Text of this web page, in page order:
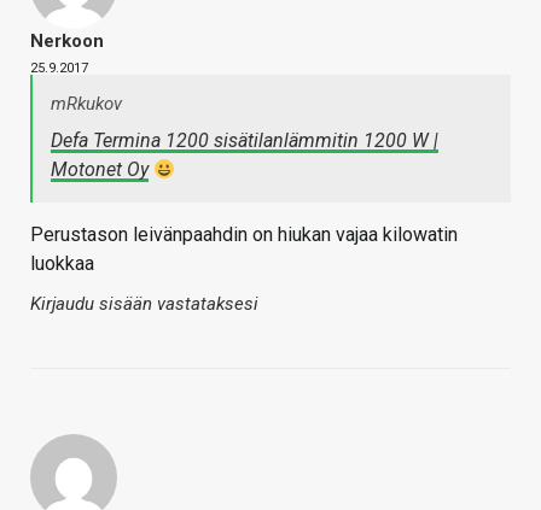
Nerkoon
25.9.2017
mRkukov
Defa Termina 1200 sisätilanlämmitin 1200 W |
Motonet Oy
Perustason leivänpaahdin on hiukan vajaa kilowatin
luokkaa
Kirjaudu sisään vastataksesi